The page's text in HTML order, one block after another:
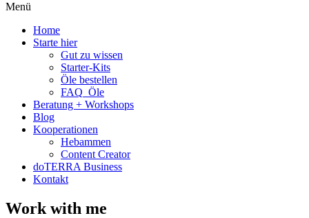
Menü
Home
Starte hier
Gut zu wissen
Starter-Kits
Öle bestellen
FAQ_Öle
Beratung + Workshops
Blog
Kooperationen
Hebammen
Content Creator
doTERRA Business
Kontakt
Work with me